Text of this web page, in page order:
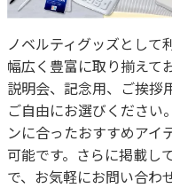
ノベルティグッズとして
幅広く豊富に取り揃えて
説明会、記念用、ご挨拶
ご自由にお選びください
ンに合ったおすすめアイ
可能です。さらに掲載し
で、お気軽にお問い合わ